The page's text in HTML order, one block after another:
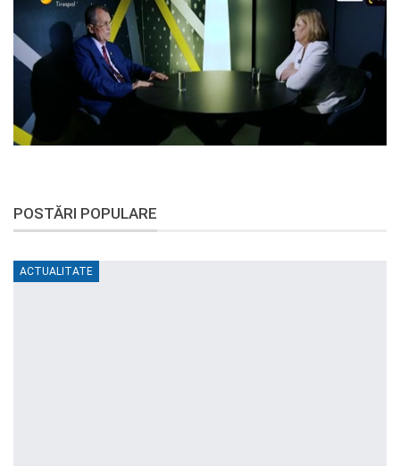
POSTĂRI POPULARE
ACTUALITATE